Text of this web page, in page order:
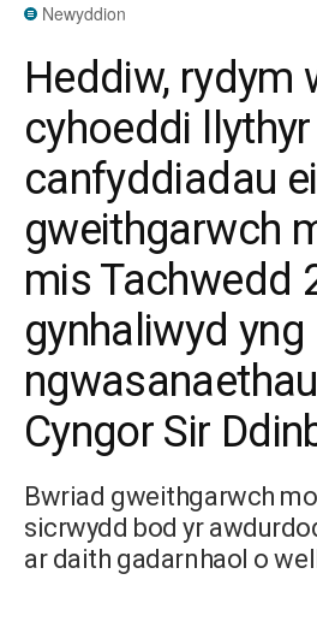
Newyddion
Heddiw, rydym
cyhoeddi
canfyddiadau
gweithgarwch
mis Tachwedd
gynhaliwyd yng
Cyngor Sir
Bwriad gweithgarwch
sicrwydd bod yr
ar daith gadarnhaol o